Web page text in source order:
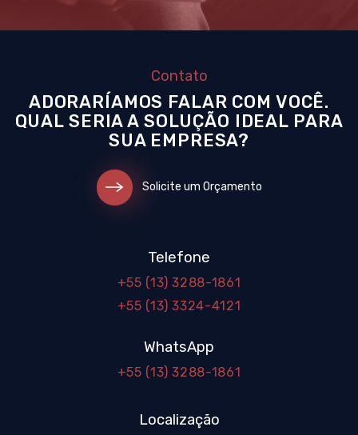
Contato
ADORARÍAMOS FALAR COM VOCÊ.
QUAL SERIA A SOLUÇÃO IDEAL PARA
SUA EMPRESA?
Solicite um Orçamento
Telefone
+55 (13) 3288-1861
+55 (13) 3324-4121
WhatsApp
+55 (13) 3288-1861
Localização